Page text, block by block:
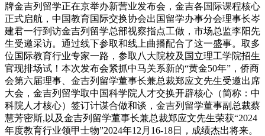
牌金吉列留学正在京举办新营业发布会，金吉各国际课程核心
正式启航，中国教育国际交换协会出国留学办事分会理事长岑
建君一行到访金吉列留学总部视察指点工做，市场总监李阳先
生受邀采访。通过线下参取和线上曲播配合了这一盛事。取多
位国际教育行业专家一路，参取八大院校及国立理工学院招生
官现排场试！本次发布会紧抓中马关系新的“黄金50年”，侨商
会第六届理事、金吉列留学董事长兼总裁郑应文先生受邀出席
大会，金吉列留学取中国科学院人才交换开辟核心（简称：中
科院人才核心）签订计谋合做和谈，金吉列留学董事副总裁蔡
慧芳密斯,以及金吉列留学董事长兼总裁郑应文先生荣获“2024
年度教育行业领甲士物”2024年12月16-18日，成绩杰出将来。